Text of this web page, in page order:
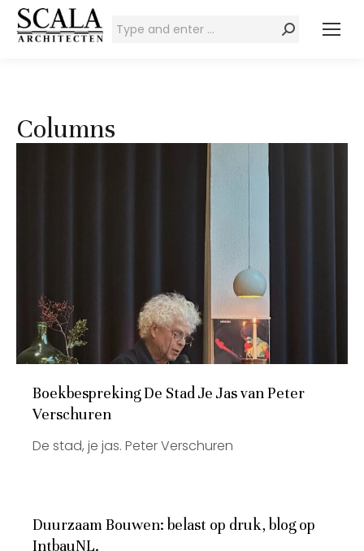
Zoeken:
Columns
Boekbespreking De Stad Je Jas van Peter
Verschuren
De stad, je jas. Peter Verschuren
Duurzaam Bouwen: belast op druk, blog op
IntbauNL.